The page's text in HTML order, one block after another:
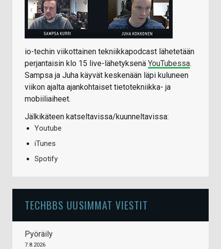
io-techin viikottainen tekniikkapodcast lähetetään
perjantaisin klo 15 live-lähetyksenä YouTubessa.
Sampsa ja Juha käyvät keskenään läpi kuluneen
viikon ajalta ajankohtaiset tietotekniikka- ja
mobiiliaiheet.
Jälkikäteen katseltavissa/kuunneltavissa:
Youtube
iTunes
Spotify
TECHBBS UUSIMMAT VIESTIT
Pyöräily
7.8.2026